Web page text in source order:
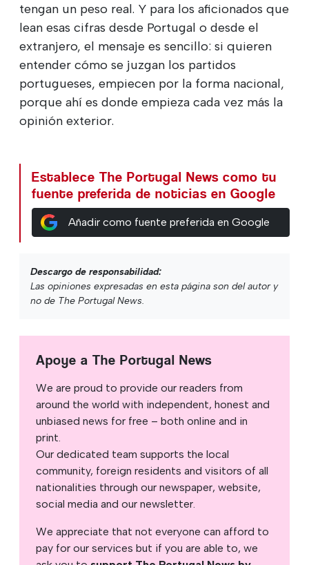
tengan un peso real. Y para los aficionados que
lean esas cifras desde Portugal o desde el
extranjero, el mensaje es sencillo: si quieren
entender cómo se juzgan los partidos
portugueses, empiecen por la forma nacional,
porque ahí es donde empieza cada vez más la
opinión exterior.
Establece The Portugal News como tu
fuente preferida de noticias en Google
Añadir como fuente preferida en Google
Descargo de responsabilidad:
Las opiniones expresadas en esta página son del autor y
no de The Portugal News.
Apoye a The Portugal News
We are proud to provide our readers from
around the world with independent, honest and
unbiased news for free – both online and in
print.
Our dedicated team supports the local
community, foreign residents and visitors of all
nationalities through our newspaper, website,
social media and our newsletter.
We appreciate that not everyone can afford to
pay for our services but if you are able to, we